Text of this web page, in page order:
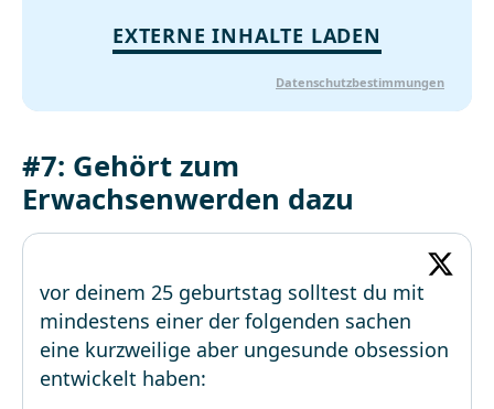
EXTERNE INHALTE LADEN
Datenschutzbestimmungen
#7: Gehört zum
Erwachsenwerden dazu
vor deinem 25 geburtstag solltest du mit
mindestens einer der folgenden sachen
eine kurzweilige aber ungesunde obsession
entwickelt haben: